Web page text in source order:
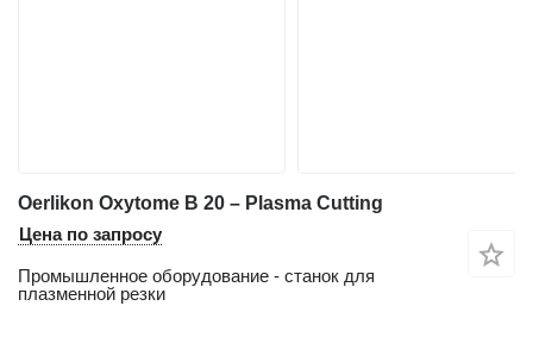
Oerlikon Oxytome B 20 – Plasma Cutting
Цена по запросу
Промышленное оборудование - станок для
плазменной резки